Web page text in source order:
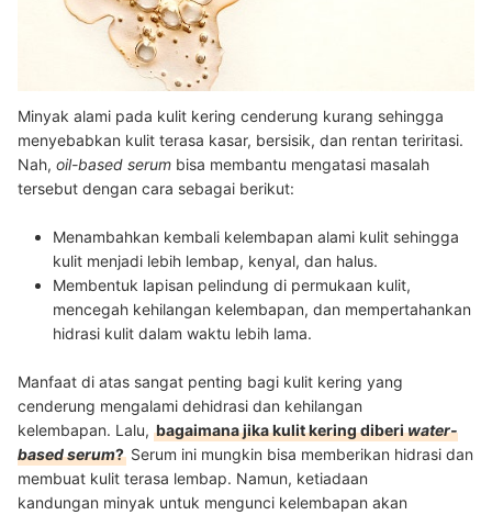
Minyak alami pada kulit kering cenderung kurang sehingga
menyebabkan kulit terasa kasar, bersisik, dan rentan teriritasi.
Nah, oil-based serum bisa membantu mengatasi masalah
tersebut dengan cara sebagai berikut:
Menambahkan kembali kelembapan alami kulit sehingga
kulit menjadi lebih lembap, kenyal, dan halus.
Membentuk lapisan pelindung di permukaan kulit,
mencegah kehilangan kelembapan, dan mempertahankan
hidrasi kulit dalam waktu lebih lama.
Manfaat di atas sangat penting bagi kulit kering yang
cenderung mengalami dehidrasi dan kehilangan
kelembapan. Lalu, bagaimana jika kulit kering diberiwater-
based serum? Serum ini mungkin bisa memberikan hidrasi dan
membuat kulit terasa lembap. Namun, ketiadaan
kandungan minyak untuk mengunci kelembapan akan